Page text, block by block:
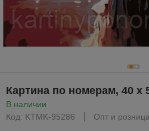
Картина по номерам, 40 x
В наличии
Код: KTMK-95286
Опт и розница